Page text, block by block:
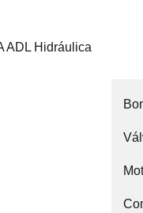
ADL Hidráulica